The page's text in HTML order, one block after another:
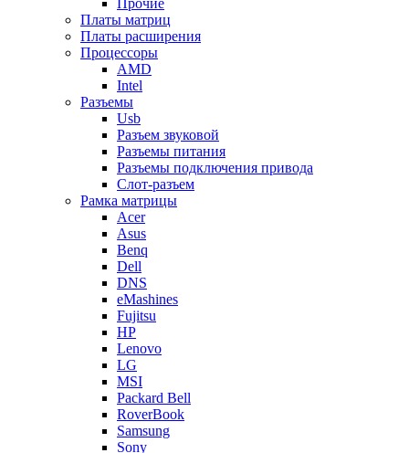
Платы матриц
Платы расширения
Процессоры
AMD
Intel
Разъемы
Usb
Разъем звуковой
Разъемы питания
Разъемы подключения привода
Слот-разъем
Рамка матрицы
Acer
Asus
Benq
Dell
DNS
eMashines
Fujitsu
HP
Lenovo
LG
MSI
Packard Bell
RoverBook
Samsung
Sony